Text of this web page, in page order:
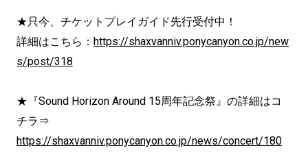
★只今、チケットプレイガイド先行受付中！
詳細はこちら： https://shaxvanniv.ponycanyon.co.jp/new
s/post/318
★『Sound Horizon Around 15周年記念祭』の詳細はコ
チラ⇒
https://shaxvanniv.ponycanyon.co.jp/news/concert/180